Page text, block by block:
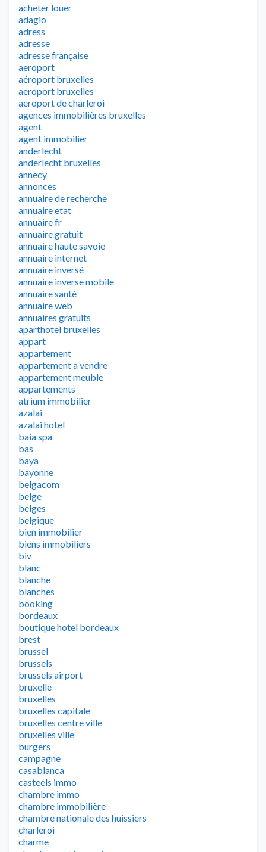
acheter louer
adagio
adress
adresse
adresse française
aeroport
aéroport bruxelles
aeroport bruxelles
aeroport de charleroi
agences immobilières bruxelles
agent
agent immobilier
anderlecht
anderlecht bruxelles
annecy
annonces
annuaire de recherche
annuaire etat
annuaire fr
annuaire gratuit
annuaire haute savoie
annuaire internet
annuaire inversé
annuaire inverse mobile
annuaire santé
annuaire web
annuaires gratuits
aparthotel bruxelles
appart
appartement
appartement a vendre
appartement meuble
appartements
atrium immobilier
azalai
azalai hotel
baia spa
bas
baya
bayonne
belgacom
belge
belges
belgique
bien immobilier
biens immobiliers
biv
blanc
blanche
blanches
booking
bordeaux
boutique hotel bordeaux
brest
brussel
brussels
brussels airport
bruxelle
bruxelles
bruxelles capitale
bruxelles centre ville
bruxelles ville
burgers
campagne
casablanca
casteels immo
chambre immo
chambre immobilière
chambre nationale des huissiers
charleroi
charme